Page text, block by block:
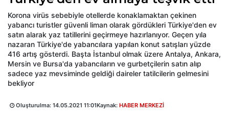
Korona virüs sebebiyle otellerde konaklamaktan çekinen
yabancı turistler güvenli liman olarak gördükleri Türkiye'den ev
satın alarak yaz tatillerini geçirmeye hazırlanıyor. Geçen yıla
nazaran Türkiye'de yabancılara yapılan konut satışları yüzde
416 artış gösterdi. Başta İstanbul olmak üzere Antalya, Ankara,
Mersin ve Bursa'da yabancıların ve gurbetçilerin satın alıp
sadece yaz mevsiminde geldiği daireler tatilcilerin gelmesini
bekliyor
Oluşturulma: 14.05.2021 11:01Kaynak: HABER MERKEZİ